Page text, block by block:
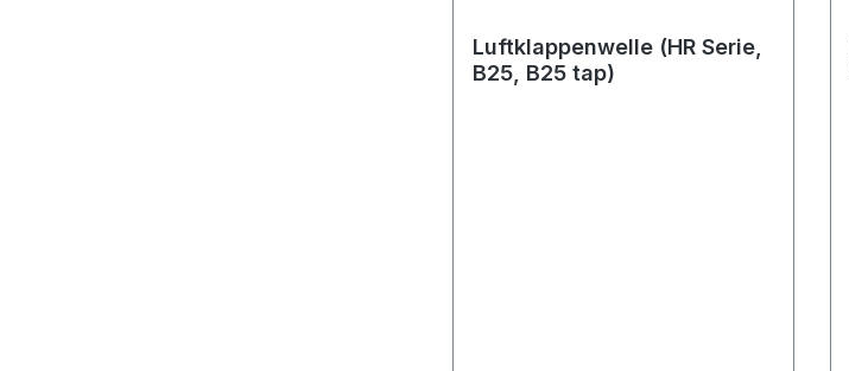
Luftklappenwelle (HR Serie,
B25, B25 tap)